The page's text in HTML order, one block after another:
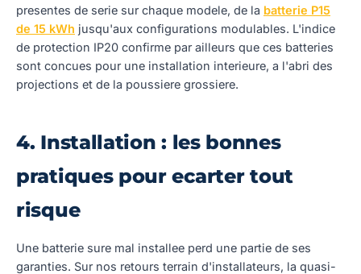
presentes de serie sur chaque modele, de la batterie P15
de 15 kWh jusqu'aux configurations modulables. L'indice
de protection IP20 confirme par ailleurs que ces batteries
sont concues pour une installation interieure, a l'abri des
projections et de la poussiere grossiere.
4. Installation : les bonnes
pratiques pour ecarter tout
risque
Une batterie sure mal installee perd une partie de ses
garanties. Sur nos retours terrain d'installateurs, la quasi-